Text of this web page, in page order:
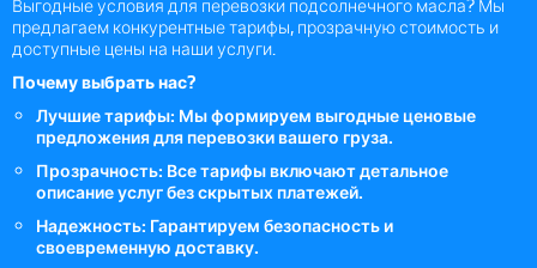
Выгодные условия для перевозки подсолнечного масла? Мы
предлагаем конкурентные тарифы, прозрачную стоимость и
доступные цены на наши услуги.
Почему выбрать нас?
Лучшие тарифы: Мы формируем выгодные ценовые
предложения для перевозки вашего груза.
Прозрачность: Все тарифы включают детальное
описание услуг без скрытых платежей.
Надежность: Гарантируем безопасность и
своевременную доставку.